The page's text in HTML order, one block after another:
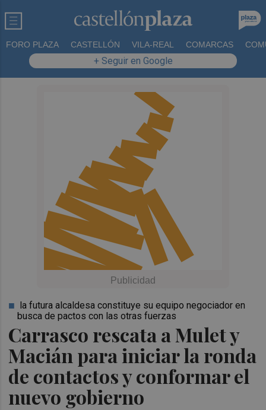
FORO PLAZA CASTELLÓN VILA-REAL COMARCAS
+ Seguir en Google
Carrasco rescata a Mulet y
Macián para iniciar la ronda
de contactos y conformar el
nuevo gobierno
la futura alcaldesa constituye su equipo negociador en
busca de pactos con las otras fuerzas